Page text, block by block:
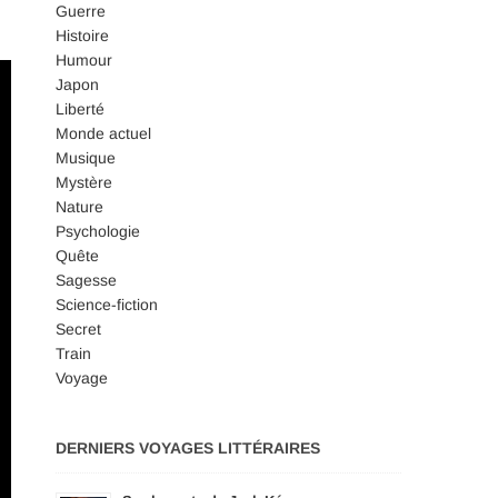
Guerre
Histoire
Humour
Japon
Liberté
Monde actuel
Musique
Mystère
Nature
Psychologie
Quête
Sagesse
Science-fiction
Secret
Train
Voyage
DERNIERS VOYAGES LITTÉRAIRES